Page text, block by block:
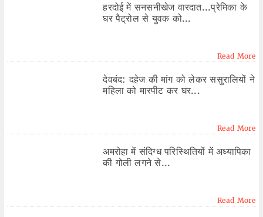
हरदोई में सनसनीखेज वारदात...प्रेमिका के
घर पैट्रोल से युवक को...
Read More
देवबंद: दहेज की मांग को लेकर ससुरालियों ने
महिला को मारपीट कर घर...
Read More
अमरोहा में संदिग्ध परिस्थितियों में अध्यापिका
की गोली लगने से...
Read More